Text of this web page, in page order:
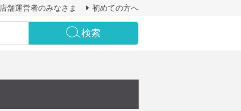
店舗運営者のみなさま 初めての方へ
検索